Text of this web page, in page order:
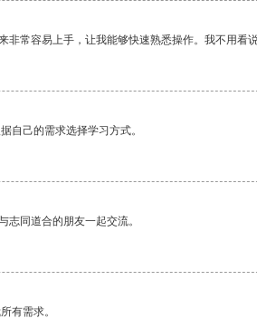
非常容易上手，让我能够快速熟悉操作。我不用看
自己的需求选择学习方式。
志同道合的朋友一起交流。
有需求。